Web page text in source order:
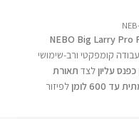
האמיתית
NEBO Big Larry Pro
קומפקטי ורב-שימושי
לצד תאורת
לפיזור